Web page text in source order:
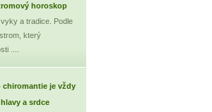
horoskop
a tradice. Podle
který
....
chiromantie je vždy
a srdce